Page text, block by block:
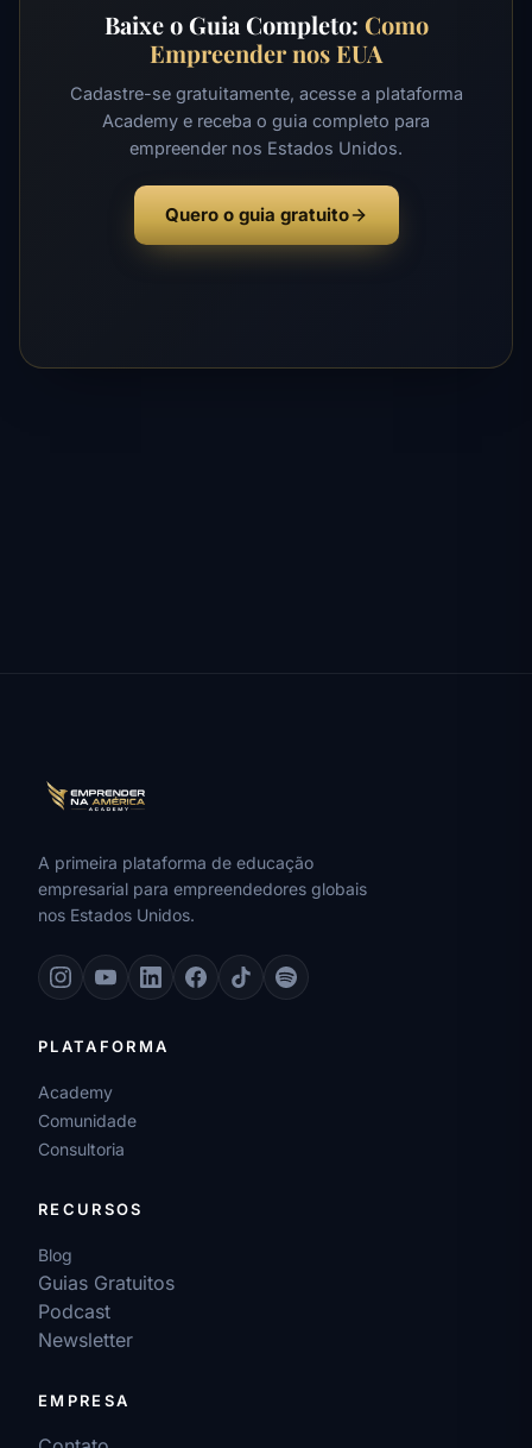
Baixe o Guia Completo: Como
Empreender nos EUA
Cadastre-se gratuitamente, acesse a plataforma
Academy e receba o guia completo para
empreender nos Estados Unidos.
Quero o guia gratuito
A primeira plataforma de educação
empresarial para empreendedores globais
nos Estados Unidos.
PLATAFORMA
Academy
Comunidade
Consultoria
RECURSOS
Blog
Guias Gratuitos
Podcast
Newsletter
EMPRESA